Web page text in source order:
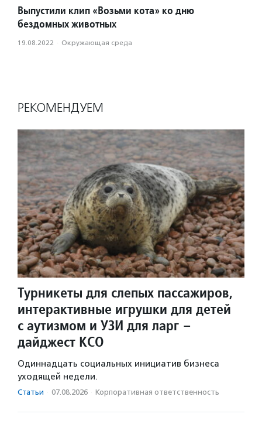
Выпустили клип «Возьми кота» ко дню
бездомных животных
19.08.2022 · Окружающая среда
РЕКОМЕНДУЕМ
Турникеты для слепых пассажиров,
интерактивные игрушки для детей
с аутизмом и УЗИ для ларг –
дайджест КСО
Одиннадцать социальных инициатив бизнеса
уходящей недели.
Статьи · 07.08.2026 · Корпоративная ответственность